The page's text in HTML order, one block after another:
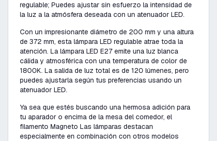
regulable; Puedes ajustar sin esfuerzo la intensidad de
la luz a la atmósfera deseada con un atenuador LED.
Con un impresionante diámetro de 200 mm y una altura
de 372 mm, esta lámpara LED regulable atrae toda la
atención. La lámpara LED E27 emite una luz blanca
cálida y atmosférica con una temperatura de color de
1800K. La salida de luz total es de 120 lúmenes, pero
puedes ajustarla según tus preferencias usando un
atenuador LED.
Ya sea que estés buscando una hermosa adición para
tu aparador o encima de la mesa del comedor, el
filamento Magneto Las lámparas destacan
especialmente en combinación con otros modelos